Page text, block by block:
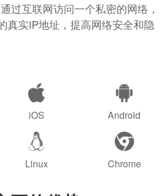
过互联网访问一个私密的网络，
真实IP地址，提高网络安全和隐
iOS Android
Linux Chrome